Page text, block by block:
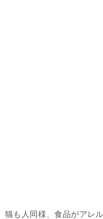
猫も人同様、食品がアレ